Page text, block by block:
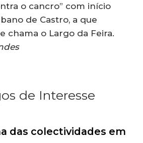
o cancro” com início
de Castro, a que
chama o Largo da Feira.
de Interesse
das colectividades em